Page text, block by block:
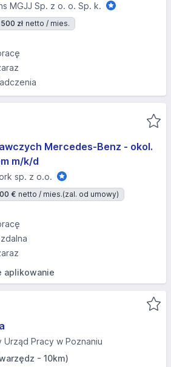
MGJJ Sp. z o. o. Sp. k.
zł netto / mies.
Mercedes-Benz - okol.
m/k/d
sp. z o.o.
€ netto / mies.(zal. od umowy)
aplikowanie
Urząd Pracy w Poznaniu
- 10km)